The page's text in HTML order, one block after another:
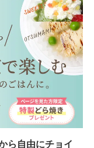
ら自由にチョイ